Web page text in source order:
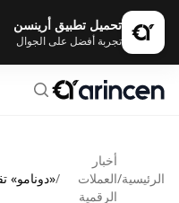
تحميل تطبيق أرينسن
تجربة أفضل على الجوال
الرئيسية/
أخبار
العملات
الرقمية
/